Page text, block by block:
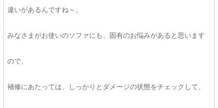
違いがあるんですね～。
みなさまがお使いのソファにも、固有のお悩みがあると思います
ので、
補修にあたっては、しっかりとダメージの状態をチェックして、